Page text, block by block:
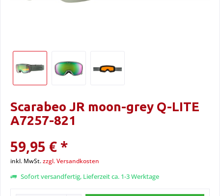
Scarabeo JR moon-grey Q-LITE
A7257-821
59,95 € *
inkl. MwSt.zzgl. Versandkosten
Sofort versandfertig, Lieferzeit ca. 1-3 Werktage